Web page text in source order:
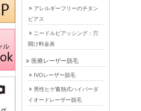
アレルギーフリーのチタン
ピアス
ニードルピアッシング：穴
開け料金表
医療レーザー脱毛
IVOレーザー脱毛
男性ヒゲ蓄熱式ハイパーダ
イオードレーザー脱毛